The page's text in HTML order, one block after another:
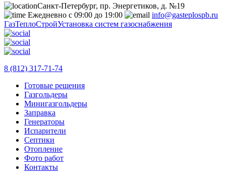
Санкт-Петербург, пр. Энергетиков, д. №19
Ежедневно с 09:00 до 19:00
info@gasteplospb.ru
ГазТеплоСтройУстановка систем газоснабжения
8 (812) 317-71-74
Готовые решения
Газгольдеры
Минигазгольдеры
Заправка
Генераторы
Испарители
Септики
Отопление
Фото работ
Контакты